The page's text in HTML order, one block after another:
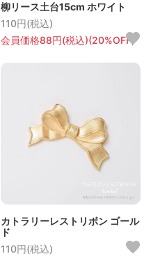
柳リース土台15cm ホワイト
110円(税込)
会員価格88円(税込)(20%OFF)
カトラリーレストリボン ゴール
ド
110円(税込)